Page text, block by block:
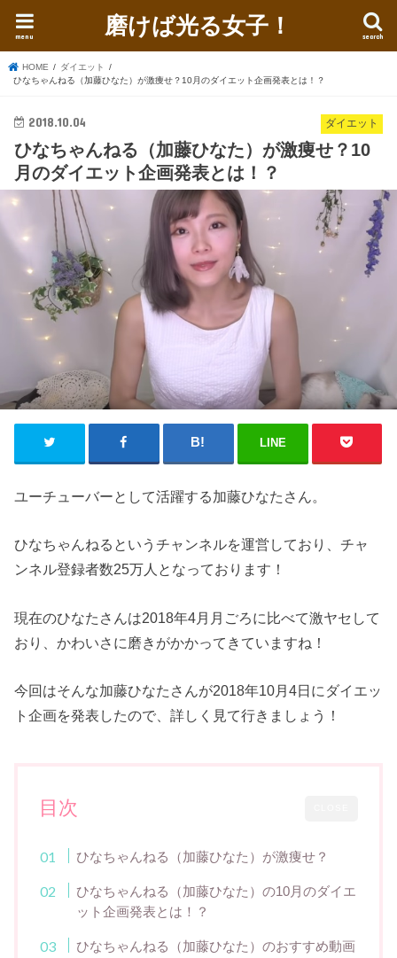
磨けば光る女子！ search
menu
HOME
ダイエット
ひなちゃんねる（加藤ひなた）が激痩せ？10月のダイエット企画発表とは！？
ダイエット
2018.10.04
ひなちゃんねる（加藤ひなた）が激痩せ？10
月のダイエット企画発表とは！？
LINE
ユーチューバーとして活躍する加藤ひなたさん。
ひなちゃんねるというチャンネルを運営しており、チャ
ンネル登録者数25万人となっております！
現在のひなたさんは2018年4月月ごろに比べて激ヤセして
おり、かわいさに磨きがかかってきていますね！
今回はそんな加藤ひなたさんが2018年10月4日にダイエッ
ト企画を発表したので、詳しく見て行きましょう！
目次
ひなちゃんねる（加藤ひなた）が激痩せ？
ひなちゃんねる（加藤ひなた）の10月のダイエ
ット企画発表とは！？
ひなちゃんねる（加藤ひなた）のおすすめ動画